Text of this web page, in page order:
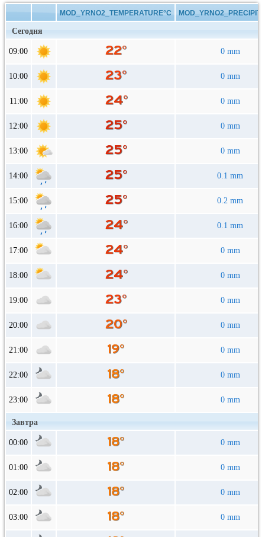
MOD_YRNO2_TEMPERATURE°C
Сегодня
09:00 0 mm
10:00 0 mm
11:00 0 mm
12:00 0 mm
13:00 0 mm
14:00 0.1 mm
15:00 0.2 mm
16:00 0.1 mm
17:00 0 mm
18:00 0 mm
19:00 0 mm
20:00 0 mm
21:00 0 mm
22:00 0 mm
23:00 0 mm
Завтра
00:00 0 mm
01:00 0 mm
02:00 0 mm
03:00 0 mm